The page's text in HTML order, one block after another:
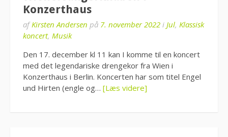
Konzerthaus
afKirsten Andersen på 7. november 2022 i Jul, Klassisk
koncert, Musik
Den 17. december kl 11 kan I komme til en koncert
med det legendariske drengekor fra Wien i
Konzerthaus i Berlin. Koncerten har som titel Engel
und Hirten (engle og… [Læs videre]